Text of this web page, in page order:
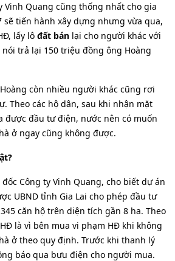
Vinh Quang cũng thống nhất cho gia
sẽ tiến hành xây dựng nhưng vừa qua,
lấy lô đất bán lại cho người khác với
trả lại 150 triệu đồng ông Hoàng
còn nhiều người khác cũng rơi
Theo các hộ dân, sau khi nhận mặt
được đầu tư điện, nước nên có muốn
ở ngay cũng không được.
đốc Công ty Vinh Quang, cho biết dự án
UBND tỉnh Gia Lai cho phép đầu tư
căn hộ trên diện tích gần 8 ha. Theo
là vì bên mua vi phạm HĐ khi không
ở theo quy định. Trước khi thanh lý
báo qua bưu điện cho người mua.